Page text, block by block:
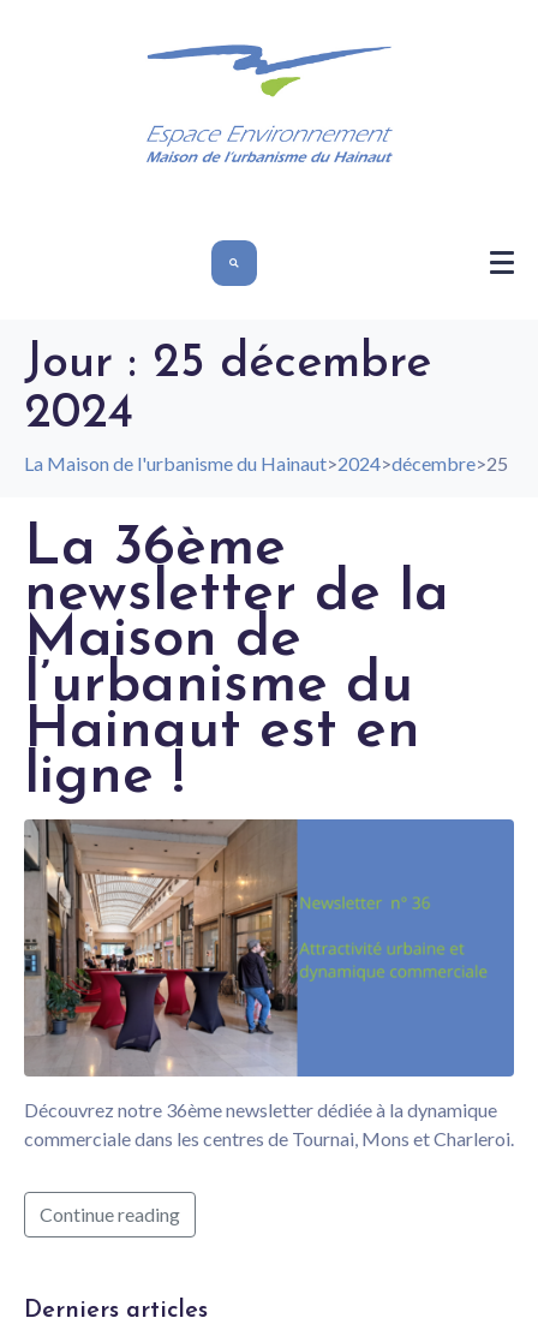
Jour : 25 décembre
2024
La Maison de l'urbanisme du Hainaut>2024>décembre>25
La 36ème
newsletter de la
Maison de
l’urbanisme du
Hainaut est en
ligne !
Découvrez notre 36ème newsletter dédiée à la dynamique
commerciale dans les centres de Tournai, Mons et Charleroi.
Continue reading
Derniers articles